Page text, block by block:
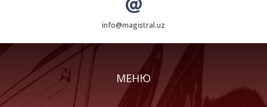
info@magistral.uz
МЕНЮ